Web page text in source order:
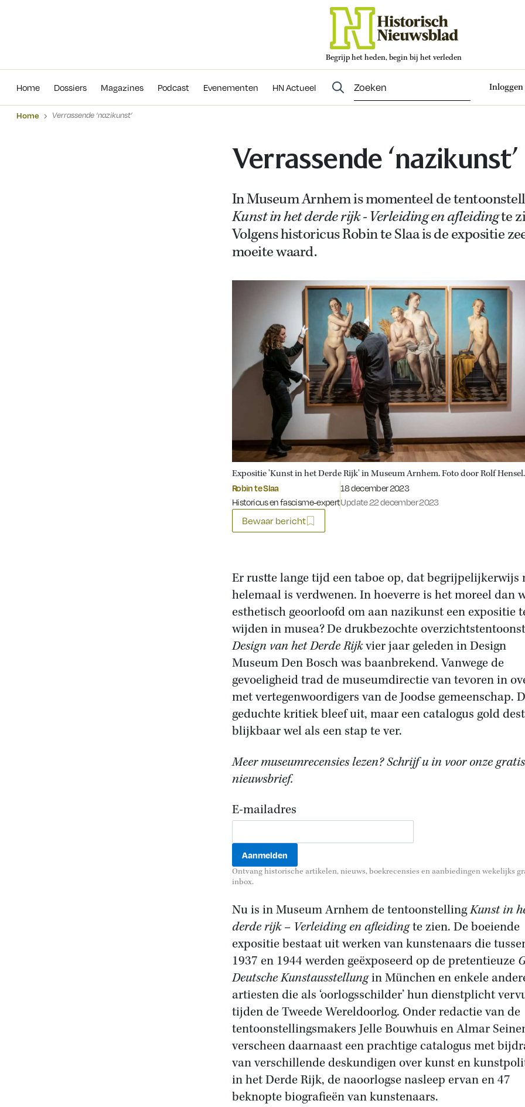
Begrijp het heden, begin bij het verleden
Home Dossiers Magazines Podcast Evenementen HN Actueel Inloggen
Evenementen
Home Verrassende ‘nazikunst’
Verrassende ‘nazikunst’
In Museum Arnhem is momenteel de
Kunst in het derde rijk - Verleiding en afleidingte
Volgens historicus Robin te Slaa is de expositie
moeite waard.
Expositie 'Kunst in het Derde Rijk' in Museum Arnhem. Foto door Rolf Hensel.
Robin te Slaa
Historicus en fascisme-expert
Gepubliceerd op:
18 december 2023
Update 22 december 2023
Bewaar bericht
Er rustte lange tijd een taboe op, dat begrijpelijkerwijs
helemaal is verdwenen. In hoeverre is het moreel dan
esthetisch geoorloofd om aan nazikunst een expositie
wijden in musea?De drukbezochte
Design van het Derde Rijkvier jaar geleden in Design
Museum Den Bosch was baanbrekend. Vanwege de
gevoeligheid trad de museumdirectie van tevoren in
met vertegenwoordigers van de Joodse gemeenschap.
geduchte kritiek bleef uit, maar een catalogus gold
blijkbaar wel als een stap te ver.
Meer museumrecensies lezen? Schrijf u in voor onze gratis
nieuwsbrief.
E-mailadres
Ontvang historische artikelen, nieuws, boekrecensies en aanbiedingen wekelijks
inbox.
Nu is in Museum Arnhem de tentoonstellingKunst in
derde rijk – Verleiding en afleidingte zien. De boeiende
expositie bestaat uit werken van kunstenaars die
1937 en 1944 werden geëxposeerd op de pretentieuze
Deutsche Kunstausstellungin München en enkele
artiesten die als ‘oorlogsschilder’ hun dienstplicht
tijden de Tweede Wereldoorlog. Onder redactie van de
tentoonstellingsmakers Jelle Bouwhuis en Almar
verscheen daarnaast een prachtige catalogus met
van verschillende deskundigen over kunst en
in het Derde Rijk, de naoorlogse nasleep ervan en 47
beknopte biografieën van kunstenaars.